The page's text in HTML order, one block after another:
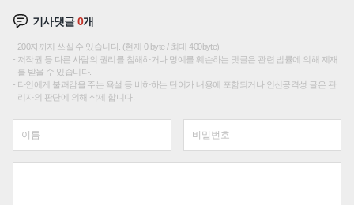
기사댓글0개
200자까지 쓰실 수 있습니다. (현재 0 byte / 최대 400byte)
저작권 등 다른 사람의 권리를 침해하거나 명예를 훼손하는 댓글은 관련 법률에 의해 제재
를 받을 수 있습니다.
타인에게 불쾌감을 주는 욕설 등 비하하는 단어가 내용에 포함되거나 인신공격성 글은 관
리자의 판단에 의해 삭제 합니다.